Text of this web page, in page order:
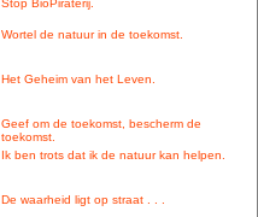
Stop BioPiraterij.
Wortel de natuur in de toekomst.
Het Geheim van het Leven.
Geef om de toekomst, bescherm de
toekomst.
Ik ben trots dat ik de natuur kan helpen.
De waarheid ligt op straat . . .